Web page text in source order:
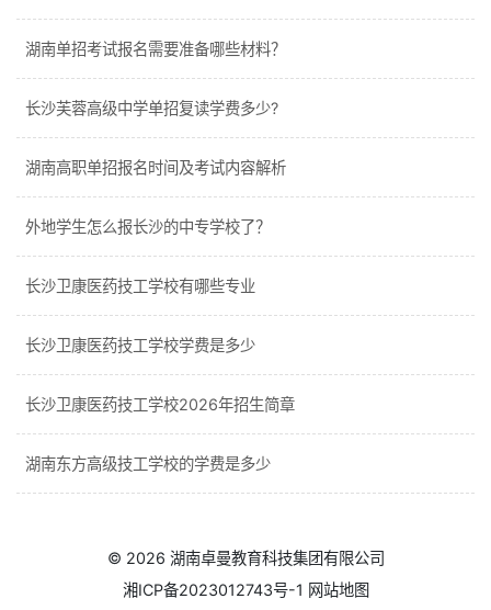
湖南单招考试报名需要准备哪些材料？
长沙芙蓉高级中学单招复读学费多少?
湖南高职单招报名时间及考试内容解析
外地学生怎么报长沙的中专学校了？
长沙卫康医药技工学校有哪些专业
长沙卫康医药技工学校学费是多少
长沙卫康医药技工学校2026年招生简章
湖南东方高级技工学校的学费是多少
© 2026 湖南卓曼教育科技集团有限公司
湘ICP备2023012743号-1 网站地图